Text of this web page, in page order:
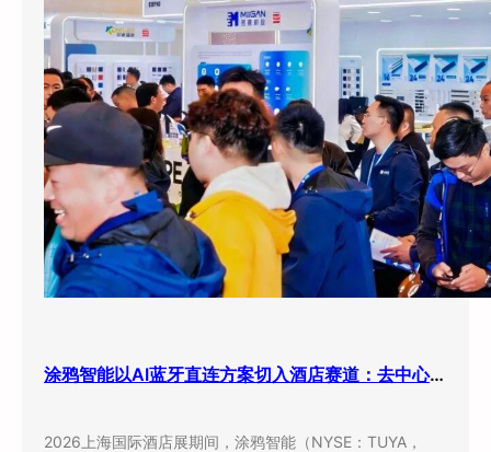
涂鸦智能以AI蓝牙直连方案切入酒店赛道：去中心化架构破解智能化改造三大痛点
2026上海国际酒店展期间，涂鸦智能（NYSE：TUYA，